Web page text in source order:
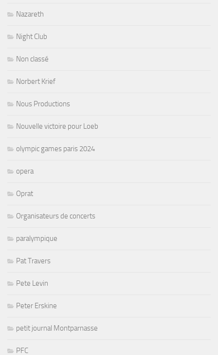
Nazareth
Night Club
Non classé
Norbert Krief
Nous Productions
Nouvelle victoire pour Loeb
olympic games paris 2024
opera
Oprat
Organisateurs de concerts
paralympique
Pat Travers
Pete Levin
Peter Erskine
petit journal Montparnasse
PFC